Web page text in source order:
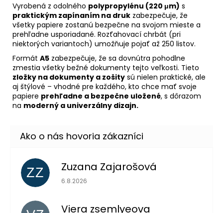
Vyrobená z odolného polypropylénu (220 μm) s
praktickým zapínaním na druk zabezpečuje, že
všetky papiere zostanú bezpečne na svojom mieste a
prehľadne usporiadané. Rozťahovací chrbát (pri
niektorých variantoch) umožňuje pojať až 250 listov.
Formát A5 zabezpečuje, že sa dovnútra pohodlne
zmestia všetky bežné dokumenty tejto veľkosti. Tieto
zložky na dokumenty a zošity sú nielen praktické, ale
aj štýlové – vhodné pre každého, kto chce mať svoje
papiere prehľadne a bezpečne uložené, s dôrazom
na moderný a univerzálny dizajn.
ZZ Zuzana Zajarošová
Hodnotenie obchodu je 5 z 5 hviezdičiek.
6.8.2026
Viera zsemlyeova